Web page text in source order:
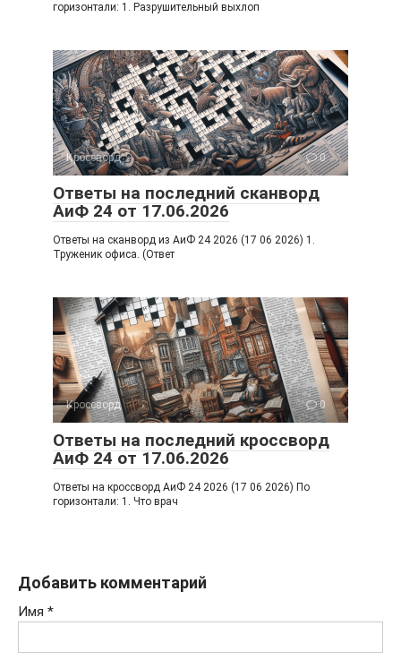
горизонтали: 1. Разрушительный выхлоп
Кроссворд 0
Ответы на последний сканворд
АиФ 24 от 17.06.2026
Ответы на сканворд из АиФ 24 2026 (17 06 2026) 1.
Труженик офиса. (Ответ
Кроссворд 0
Ответы на последний кроссворд
АиФ 24 от 17.06.2026
Ответы на кроссворд АиФ 24 2026 (17 06 2026) По
горизонтали: 1. Что врач
Добавить комментарий
Имя *